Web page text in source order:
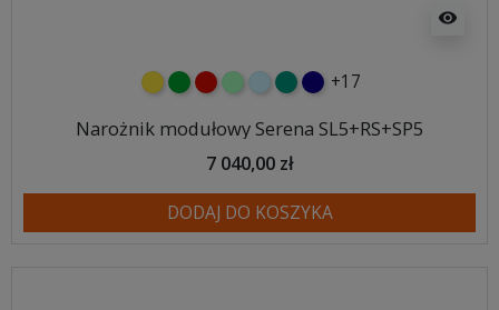
visibility
żółtyzielonyczerwony
miętowybłękitnyturkusowy
granatowy
+17
Narożnik modułowy Serena SL5+RS+SP5
7 040,00 zł
DODAJ DO KOSZYKA